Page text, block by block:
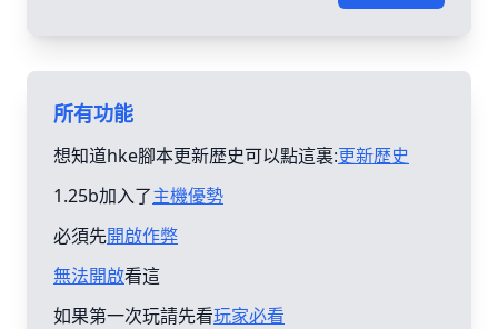
所有功能
想知道hke腳本更新歴史可以點這裏:更新歴史
1.25b加入了主機優勢
必須先開啟作弊
無法開啟看這
如果第一次玩請先看玩家必看